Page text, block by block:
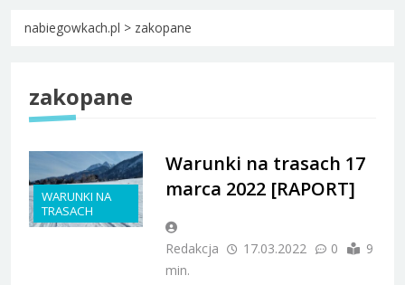
nabiegowkach.pl > zakopane
zakopane
WARUNKI NA
TRASACH
Warunki na trasach 17
marca 2022 [RAPORT]
Redakcja 17.03.2022 0
9
min.